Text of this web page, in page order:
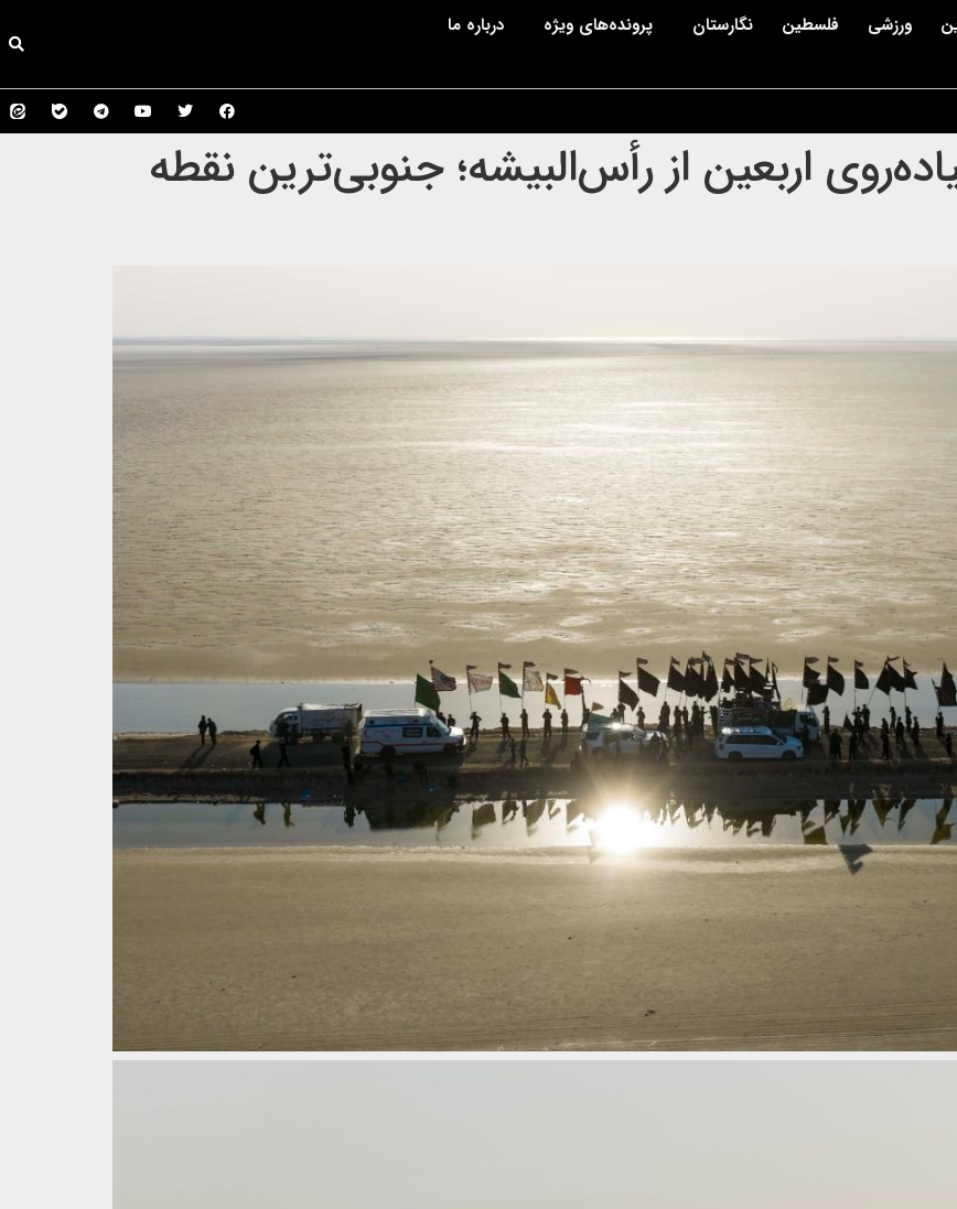
ورزشی فلسطین نگارستان پرونده‌های ویژه درباره ما
اربعین از رأس‌البیشه؛ جنوبی‌ترین نقطه